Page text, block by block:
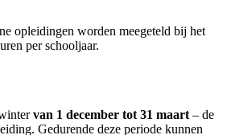
opleidingen worden meegeteld bij het
per schooljaar.
van 1 december tot 31 maart – de
Gedurende deze periode kunnen